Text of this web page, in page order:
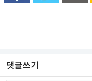
댓글쓰기